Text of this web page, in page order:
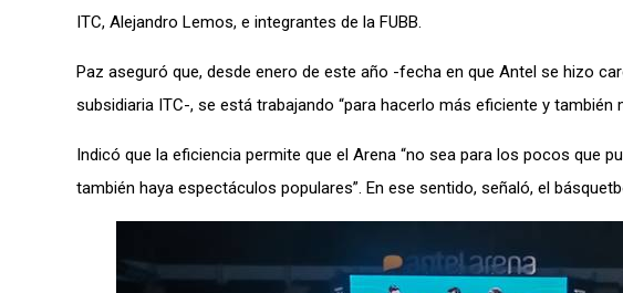
ITC, Alejandro Lemos, e integrantes de la FUBB.
Paz aseguró que, desde enero de este año -fecha en que Antel se hizo
subsidiaria ITC-, se está trabajando “para hacerlo más eficiente y también
Indicó que la eficiencia permite que el Arena “no sea para los pocos que
también haya espectáculos populares”. En ese sentido, señaló, el